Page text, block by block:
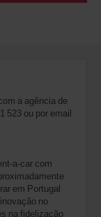
a agência de
523 ou por email
a-car com
em Portugal
no
na fidelização